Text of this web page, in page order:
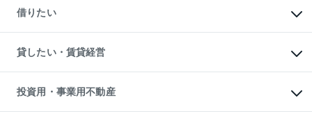
中古一戸建ての購入
不動産購入の流れ
注目キーワード物件特集
購入ガイド
English 繁体中文簡体中文
一戸建ての売却・査定
土地の売却・査定
スピードAI査定
不動産査定について
不動産売却の流れ
不動産買換えの流れ
売却ガイド
借りたい
オフィス・店舗の賃貸
借りるときの流れ
借りるガイド
貸したい・賃貸経営
マンション賃料データ
賃貸管理プラン
リロケーションについて
投資用・事業用不動産